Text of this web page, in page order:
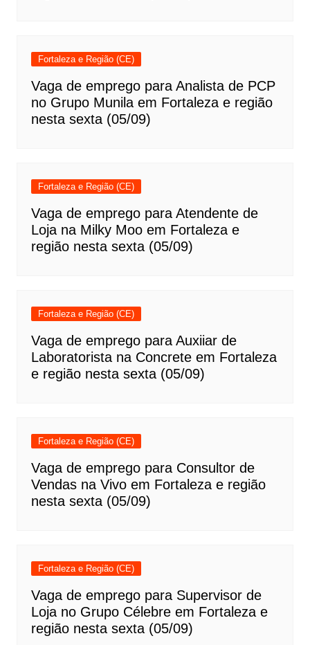
Fortaleza e Região (CE)
Vaga de emprego para Analista de PCP
no Grupo Munila em Fortaleza e região
nesta sexta (05/09)
Fortaleza e Região (CE)
Vaga de emprego para Atendente de
Loja na Milky Moo em Fortaleza e
região nesta sexta (05/09)
Fortaleza e Região (CE)
Vaga de emprego para Auxiiar de
Laboratorista na Concrete em Fortaleza
e região nesta sexta (05/09)
Fortaleza e Região (CE)
Vaga de emprego para Consultor de
Vendas na Vivo em Fortaleza e região
nesta sexta (05/09)
Fortaleza e Região (CE)
Vaga de emprego para Supervisor de
Loja no Grupo Célebre em Fortaleza e
região nesta sexta (05/09)